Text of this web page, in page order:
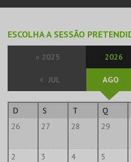
ESCOLHA A SESSÃO
« 2025 2026
< JUL AGO
D S T Q
26
27 28 29
2 3 4 5